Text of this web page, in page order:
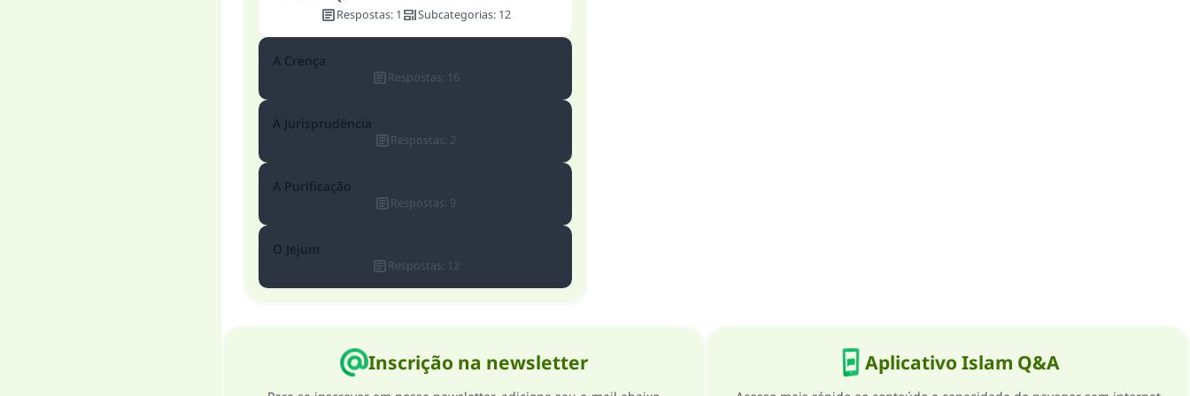
Respostas: 1 Subcategorias: 12
A Crença
Respostas: 16
A Jurisprudência
Respostas: 2
A Purificação
Respostas: 9
O Jejum
Respostas: 12
Inscrição na newsletter Aplicativo Islam Q&A